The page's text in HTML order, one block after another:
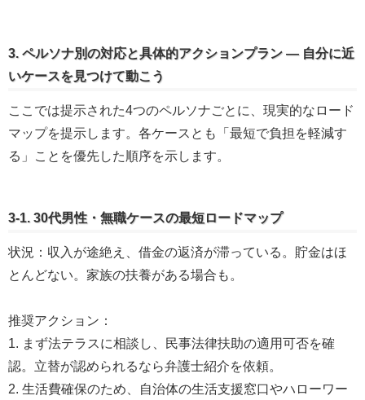
3. ペルソナ別の対応と具体的アクションプラン — 自分に近
いケースを見つけて動こう
ここでは提示された4つのペルソナごとに、現実的なロード
マップを提示します。各ケースとも「最短で負担を軽減す
る」ことを優先した順序を示します。
3-1. 30代男性・無職ケースの最短ロードマップ
状況：収入が途絶え、借金の返済が滞っている。貯金はほ
とんどない。家族の扶養がある場合も。
推奨アクション：
1. まず法テラスに相談し、民事法律扶助の適用可否を確
認。立替が認められるなら弁護士紹介を依頼。
2. 生活費確保のため、自治体の生活支援窓口やハローワー